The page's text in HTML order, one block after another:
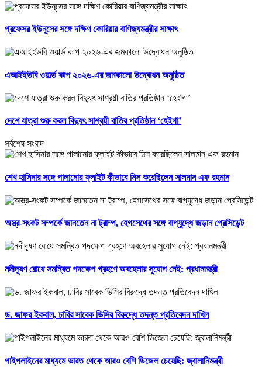
প্রফেসর ইউনূসের সঙ্গে দক্ষিণ কোরিয়ার বাণিজ্যমন্ত্রীর সাক্ষাৎ
এআইইউবি ওয়ার্ল্ড কাপ ২০২৬-এর জমকালো উদ্বোধন অনুষ্ঠিত
দেশে যাত্রা শুরু করল বিদ্যুৎ সাশ্রয়ী বাতির প্রতিষ্ঠান ‘হেইগা’
সর্বশেষ সংবাদ
শেখ হাসিনার সঙ্গে পালানোর ফ্লাইট কীভাবে মিস করেছিলেন সালমান এফ রহমান
অস্ত্র-সংকট সম্পর্কে জানতেন না ট্রাম্প, হেগসেথের সঙ্গে বাগ্‌যুদ্ধে জড়ান প্রেসিডেন্ট
নদীদূষণ রোধে সমন্বিত পদক্ষেপ গ্রহণে অবহেলার সুযোগ নেই: প্রধানমন্ত্রী
ড. জাফর ইকবাল, ঢাবির সাবেক ভিসির বিরুদ্ধে তদন্ত প্রতিবেদন দাখিল
পাইপলাইনের মাধ্যমে ভারত থেকে আরও বেশি ডিজেল চেয়েছি: জ্বালানিমন্ত্রী